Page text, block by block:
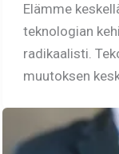
Elämme
teknologian
radikaalisti.
muutoksen